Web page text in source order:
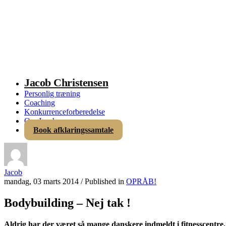
Jacob Christensen
Personlig træning
Coaching
Konkurrenceforberedelse
Om Jacob
Book afklaringssamtale
Jacob
mandag, 03 marts 2014 /Published in OPRÅB!
Bodybuilding – Nej tak !
Aldrig har der været så mange danskere indmeldt i